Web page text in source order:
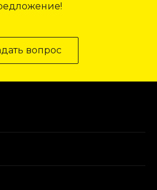
вопрос